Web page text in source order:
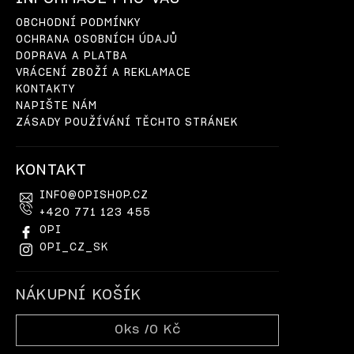
OBCHODNÍ PODMÍNKY
OCHRANA OSOBNÍCH ÚDAJŮ
DOPRAVA A PLATBA
VRÁCENÍ ZBOŽÍ A REKLAMACE
KONTAKTY
NAPIŠTE NÁM
ZÁSADY POUŽÍVÁNÍ TĚCHTO STRÁNEK
KONTAKT
INFO@OPISHOP.CZ
+420 771 123 455
OPI
OPI_CZ_SK
NÁKUPNÍ KOŠÍK
0 ks /0 Kč